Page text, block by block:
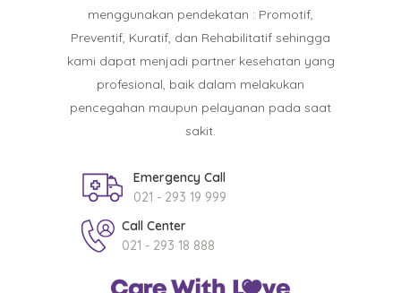
menggunakan pendekatan : Promotif,
Preventif, Kuratif, dan Rehabilitatif sehingga
kami dapat menjadi partner kesehatan yang
profesional, baik dalam melakukan
pencegahan maupun pelayanan pada saat
sakit.
Emergency Call
021 - 293 19 999
Call Center
021 - 293 18 888